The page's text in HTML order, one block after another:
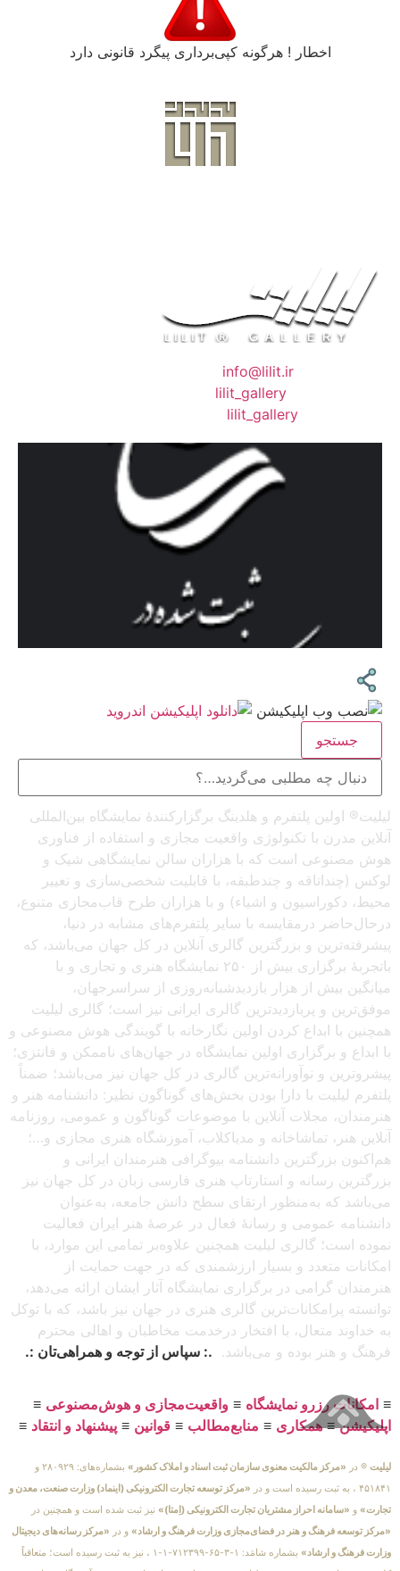
اخطار ! هرگونه کپی‌برداری پیگرد قانونی دارد
info@lilit.ir
lilit_gallery
lilit_gallery
جستجو
لیلیت® اولین پلتفرم و هلدینگ برگزارکنندهٔ نمایشگاه بین‌المللی
آنلاین مدرن با تکنولوژی واقعیت مجازی و استفاده از فناوری
هوش مصنوعی است که با هزاران سالن نمایشگاهی شیک و
لوکس (چنداتاقه و چندطبقه، با قابلیت شخصی‌سازی و تغییر
محیط، دکوراسیون و اشیاء) و با هزاران طرح قاب‌مجازی متنوع،
درحال‌حاضر درمقایسه با سایر پلتفرم‌های مشابه در دنیا،
پیشرفته‌ترین و بزرگترین گالری آنلاین در کل جهان می‌باشد، که
باتجربهٔ برگزاری بیش از ۲۵۰ نمایشگاه هنری و تجاری و با
میانگین بیش از هزار بازدیدشبانه‌روزی از سراسرجهان،
موفق‌ترین و پربازدیدترین گالری ایرانی نیز است؛ گالری لیلیت
همچنین با ابداع کردن اولین نگارخانه با گویندگی هوش مصنوعی و
با ابداع و برگزاری اولین نمایشگاه در جهان‌های ناممکن و فانتزی؛
پیشروترین و نوآورانه‌ترین گالری در کل جهان نیز می‌باشد؛ ضمناً
پلتفرم لیلیت با دارا بودن بخش‌های گوناگون نظیر: دانشنامه هنر و
هنرمندان، مجلات آنلاین با موضوعات گوناگون و عمومی، روزنامه
آنلاین هنر، تماشاخانه و مدیاکلاب، آموزشگاه هنری مجازی و…؛
هم‌اکنون بزرگترین دانشنامه بیوگرافی هنرمندان ایرانی و
بزرگترین رسانه و استارتاپ هنری فارسی زبان در کل جهان نیز
می‌باشد که به‌منظور ارتقای سطح دانش جامعه، به‌عنوان
دانشنامه عمومی و رسانهٔ فعال در عرصهٔ هنر ایران فعالیت
نموده است؛ گالری لیلیت همچنین علاوه‌بر تمامی این موارد، با
امکانات متعدد و بسیار ارزشمندی که در جهت حمایت از
هنرمندان گرامی در برگزاری نمایشگاه آثار ایشان ارائه می‌دهد،
توانسته پرامکانات‌ترین گالری هنری در جهان نیز باشد، که با توکل
به خداوند متعال، با افتخار درخدمت مخاطبان و اهالی محترم
فرهنگ و هنر بوده و می‌باشد. .: سپاس از توجه و همراهی‌تان :.
≡ امکانات رزرو نمایشگاه ≡ واقعیت‌مجازی و هوش‌مصنوعی ≡
اپلیکیشن≡همکاری ≡ منابع‌مطالب ≡ قوانین ≡ پیشنهاد و انتقاد ≡
لیلیت ® در «مرکز مالکیت معنوی سازمان ثبت اسناد و املاک کشور»
بشماره‌های: ۲۸۰۹۲۹ و
۴۵۱۸۴۱ ، به ثبت رسیده است و در
«مرکز توسعه تجارت الکترونیکی (اینماد) وزارت صنعت، معدن و
تجارت» و «سامانه احراز مشتریان تجارت الکترونیکی (اِمتا)» نیز ثبت شده است و همچنین در
«مرکز توسعه فرهنگ و هنر در فضای‌مجازی وزارت فرهنگ و ارشاد» و در «مرکز رسانه‌های دیجیتال
وزارت فرهنگ و ارشاد»
بشماره شامَد: ۱-۳-۶۵-۷۱۲۳۹۹-۱-۱ ، نیز به ثبت رسیده است؛ متعاقباً